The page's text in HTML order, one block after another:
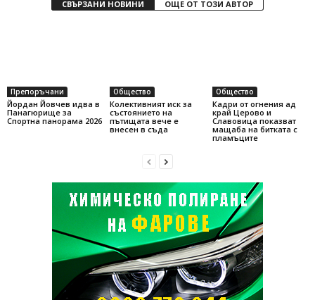
СВЪРЗАНИ НОВИНИ ОЩЕ ОТ ТОЗИ АВТОР
Препоръчани
Йордан Йовчев идва в
Панагюрище за
Спортна панорама 2026
Общество
Колективният иск за
състоянието на
пътищата вече е
внесен в съда
Общество
Кадри от огнения ад
край Церово и
Славовица показват
мащаба на битката с
пламъците